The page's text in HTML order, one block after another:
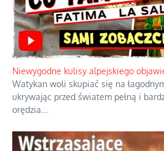
Duchowa apteczka bez teologicznych
Instrukcja obsługi łaski z ominięciem